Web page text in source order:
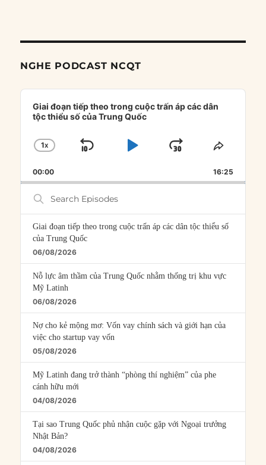
NGHE PODCAST NCQT
Audio
Player
Giai đoạn tiếp theo trong cuộc trấn áp các dân
tộc thiểu số của Trung Quốc
CHANGE
RATE
1X
SKIP
PLAYJUMP
FORWARD
SHARE
00:00 16:25
Search
Episodes
Giai đoạn tiếp theo trong cuộc trấn áp các dân tộc thiểu số
của Trung Quốc
06/08/2026
Nỗ lực âm thầm của Trung Quốc nhằm thống trị khu vực
Mỹ Latinh
06/08/2026
Nợ cho kẻ mộng mơ: Vốn vay chính sách và giới hạn của
việc cho startup vay vốn
05/08/2026
Mỹ Latinh đang trở thành “phòng thí nghiệm” của phe
cánh hữu mới
04/08/2026
Tại sao Trung Quốc phủ nhận cuộc gặp với Ngoại trưởng
Nhật Bản?
04/08/2026